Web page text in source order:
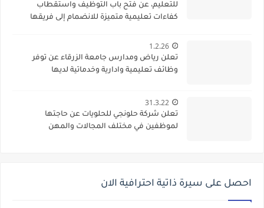
للتعليم، عن فتح باب التوظيف واستقطاب
كفاءات تعليمية متميزة للانضمام إلى فريقها
1.2.26
تعلن رياض ومدارس جامعة الزرقاء عن توفر
وظائف تعليمية وادارية وخدماتية لديها
31.3.22
تعلن شركة حلونجي للحلويات عن حاجتها
لموظفين في مختلف المجالات والمهن
احصل على سيرة ذاتية احترافية الان